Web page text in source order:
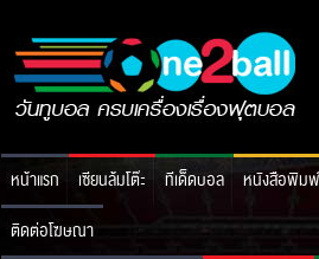
หน้าแรก เซียนล้มโต๊ะ ทีเด็ดบอล
หนังสือพิมพ์
ติดต่อโฆษณา